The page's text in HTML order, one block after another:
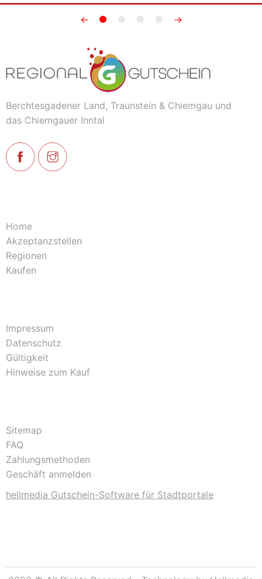
← →
Berchtesgadener Land, Traunstein & Chiemgau und
das Chiemgauer Inntal
Home
Akzeptanzstellen
Regionen
Kaufen
Impressum
Datenschutz
Gültigkeit
Hinweise zum Kauf
Sitemap
FAQ
Zahlungsmethoden
Geschäft anmelden
hellmedia Gutschein-Software für Stadtportale